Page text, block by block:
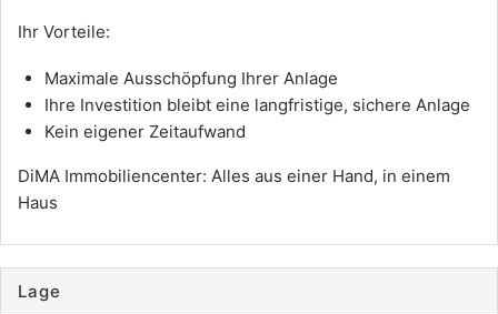
Ihr Vorteile:
Maximale Ausschöpfung Ihrer Anlage
Ihre Investition bleibt eine langfristige, sichere Anlage
Kein eigener Zeitaufwand
DiMA Immobiliencenter: Alles aus einer Hand, in einem
Haus
Lage